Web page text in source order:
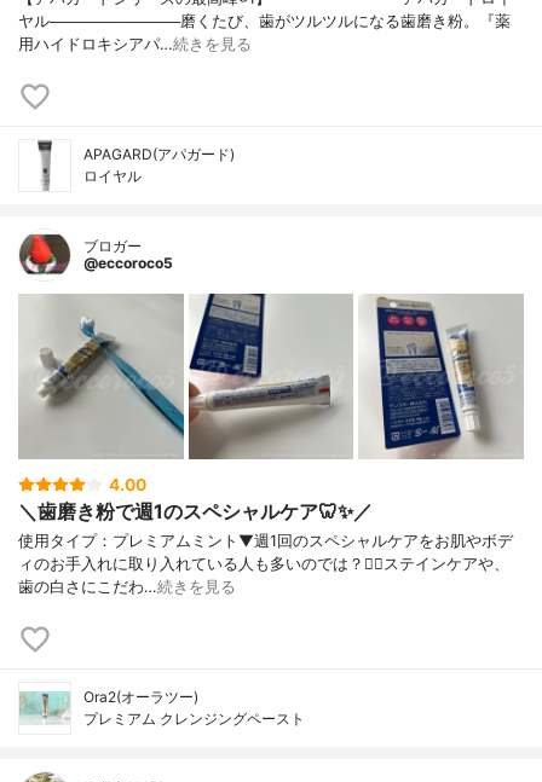
ヤル────────────磨くたび、歯がツルツルになる歯磨き粉。『薬
用ハイドロキシアパ…続きを見る
APAGARD(アパガード)
ロイヤル
ブロガー
@eccoroco5
4.00
＼歯磨き粉で週1のスペシャルケア🦷✨／
使用タイプ：プレミアムミント⁡⁡▼⁡⁡⁡週1回のスペシャルケアをお肌やボデ
ィのお手入れに取り入れている人も多いのでは？💆‍♀️⁡ステインケアや、
歯の白さにこだわ…続きを見る
Ora2(オーラツー)
プレミアム クレンジングペースト